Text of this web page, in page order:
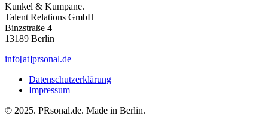
Kunkel & Kumpane.
Talent Relations GmbH
Binzstraße 4
13189 Berlin
info[at]prsonal.de
Datenschutzerklärung
Impressum
© 2025. PRsonal.de. Made in Berlin.